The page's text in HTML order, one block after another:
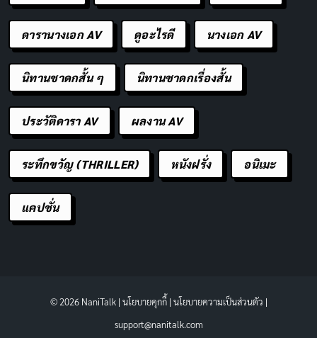
ดารานางเอก AV ดูอะไรดี นางเอก AV
นิทานชาดกสั้น ๆ นิทานชาดกเรื่องสั้น
ประวัติดารา AV ผลงาน AV
ระทึกขวัญ (THRILLER) หนังฝรั่ง อนิเมะ
แคปชั่น
© 2026 NaniTalk | นโยบายคุกกี้| นโยบายความเป็นส่วนตัว |
support@nanitalk.com